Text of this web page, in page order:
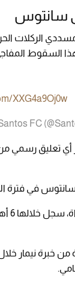
سانتوس
الركلات
السقوط
XXG4a9Oj0w
أي تعليق رسمي
الشتوية لعام
خبرة نيمار